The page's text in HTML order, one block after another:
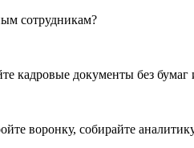
сотрудникам?
кадровые документы без
воронку, собирайте